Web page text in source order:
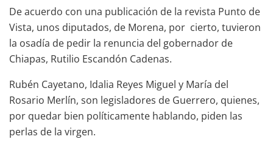
De acuerdo con una publicación de la revista Punto de
Vista, unos diputados, de Morena, por cierto, tuvieron
la osadía de pedir la renuncia del gobernador de
Chiapas, Rutilio Escandón Cadenas.
Rubén Cayetano, Idalia Reyes Miguel y María del
Rosario Merlín, son legisladores de Guerrero, quienes,
por quedar bien políticamente hablando, piden las
perlas de la virgen.